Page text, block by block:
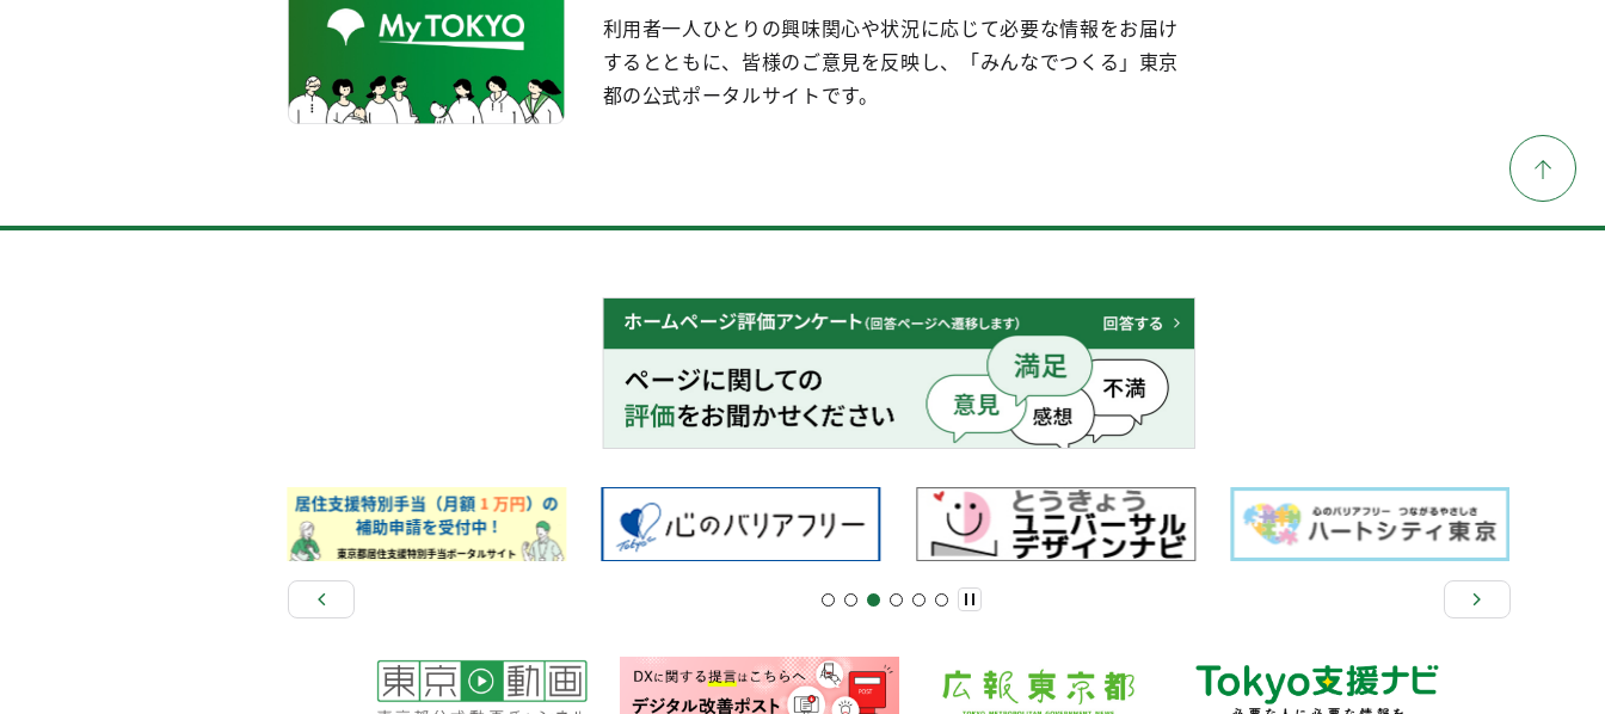
利用者一人ひとりの興味関心や状況に応じて必要な情報をお届け
するとともに、皆様のご意見を反映し、「みんなでつくる」東京
都の公式ポータルサイトです。